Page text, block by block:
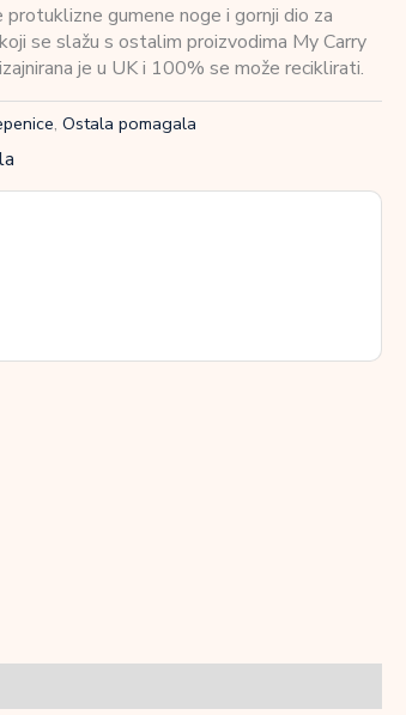
gumene noge i gornji dio za
se slažu s ostalim proizvodima My Carry
je u UK i 100% se može reciklirati.
, Ostala pomagala